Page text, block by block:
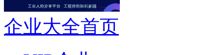
企业大全首页